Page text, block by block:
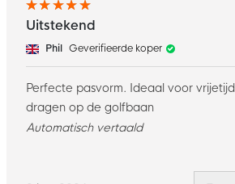
Uitstekend
Phil Geverifieerde koper
Perfecte pasvorm. Ideaal voor
dragen op de golfbaan
Automatisch vertaald